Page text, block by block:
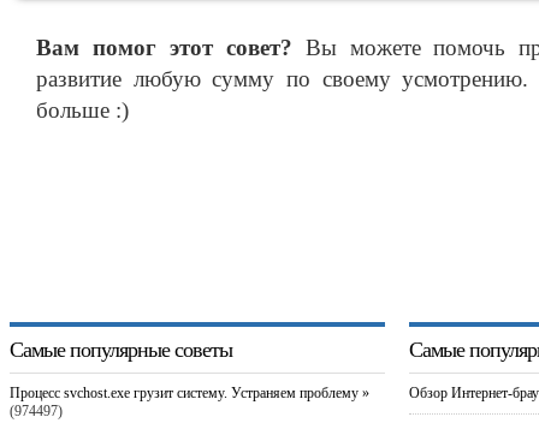
Вам помог этот совет? Вы можете помочь
развитие любую сумму по своему
больше :)
Самые популярные советы
Процесс svchost.exe грузит систему. Устраняем проблему »
(974497)
Самые
Обзор Интернет-